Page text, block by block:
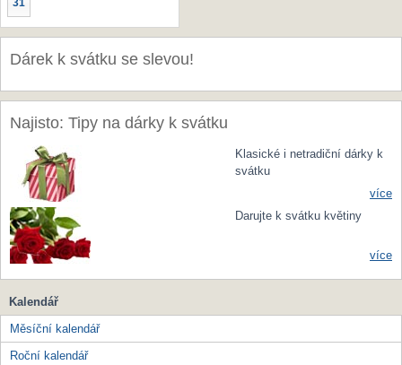
31
Dárek k svátku se slevou!
Najisto: Tipy na dárky k svátku
Klasické i netradiční dárky k
svátku
více
Darujte k svátku květiny
více
Kalendář
Měsíční kalendář
Roční kalendář